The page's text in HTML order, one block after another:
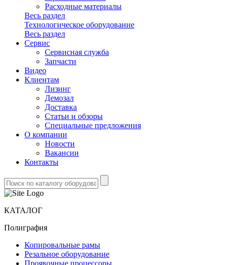
Расходные материалы
Весь раздел
Технологическое оборудование
Весь раздел
Сервис
Сервисная служба
Запчасти
Видео
Клиентам
Лизинг
Демозал
Доставка
Статьи и обзоры
Специальные предложения
О компании
Новости
Вакансии
Контакты
КАТАЛОГ
Полиграфия
Копировальные рамы
Резальное оборудование
Проявочные процессоры